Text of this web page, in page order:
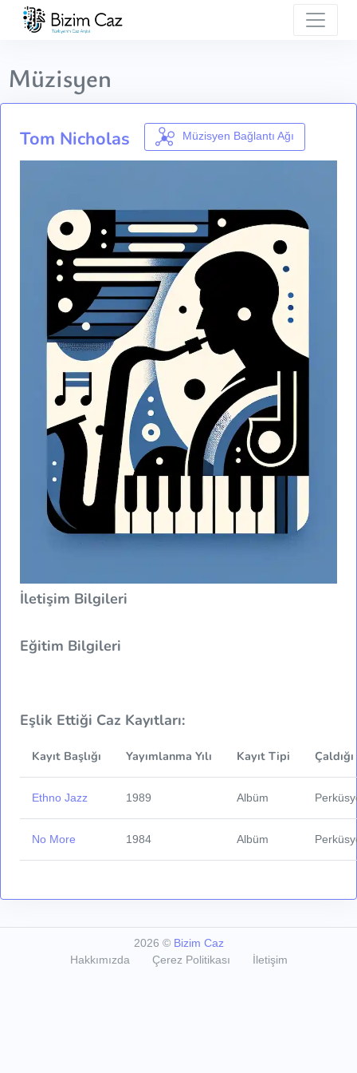
Müzisyen
Tom Nicholas Müzisyen Bağlantı Ağı
İletişim Bilgileri
Eğitim Bilgileri
Eşlik Ettiği Caz Kayıtları:
Kayıt Başlığı Yayımlanma Yılı Kayıt Tipi
Ethno Jazz 1989 Albüm
No More 1984 Albüm
2026 © Bizim Caz
Hakkımızda
Çerez Politikası İletişim